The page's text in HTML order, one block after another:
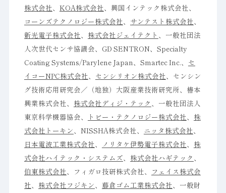
株式会社、 KOA株式会社、興国インテック株式会社、
コーンズテクノロジー株式会社、 サンテスト株式会社、
新光電子株式会社、 株式会社ジェイテクト 、一般社団法
人次世代センサ協議会、GD SENTRON、Specialty
Coating Systems/Parylene Japan、Smartec Inc.、 セ
イコーNPC株式会社、 センシリオン株式会社、センシン
グ技術応用研究会／（地独）大阪産業技術研究所、椿本
興業株式会社、 株式会社ディジ・テック 、一般社団法人
東京科学機器協会、
トビー・テクノロジー株式会社、 株
式会社トーキン、NISSHA株式会社、 ニッタ株式会社、
日本電波工業株式会社、 ノリタケ伊勢電子株式会社、 株
式会社ハイテック・システムズ、 株式会社ハギテック 、
伯東株式会社、フィガロ技研株式会社、 フェイス株式会
社、 株式会社フジキン、 藤倉ゴム工業株式会社、一般財